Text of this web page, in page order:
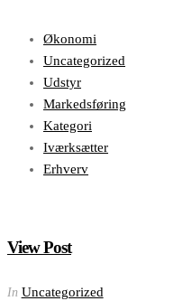
Økonomi
Uncategorized
Udstyr
Markedsføring
Kategori
Iværksætter
Erhverv
View Post
In Uncategorized